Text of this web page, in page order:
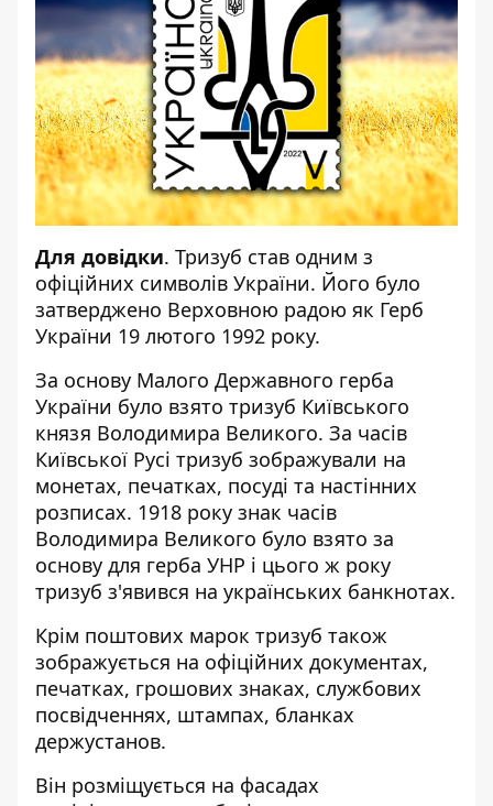
Для довідки. Тризуб став одним з
офіційних символів України. Його було
затверджено Верховною радою як Герб
України 19 лютого 1992 року.
За основу Малого Державного герба
України було взято тризуб Київського
князя Володимира Великого. За часів
Київської Русі тризуб зображували на
монетах, печатках, посуді та настінних
розписах. 1918 року знак часів
Володимира Великого було взято за
основу для герба УНР і цього ж року
тризуб з'явився на українських банкнотах.
Крім поштових марок тризуб також
зображується на офіційних документах,
печатках, грошових знаках, службових
посвідченнях, штампах, бланках
держустанов.
Він розміщується на фасадах